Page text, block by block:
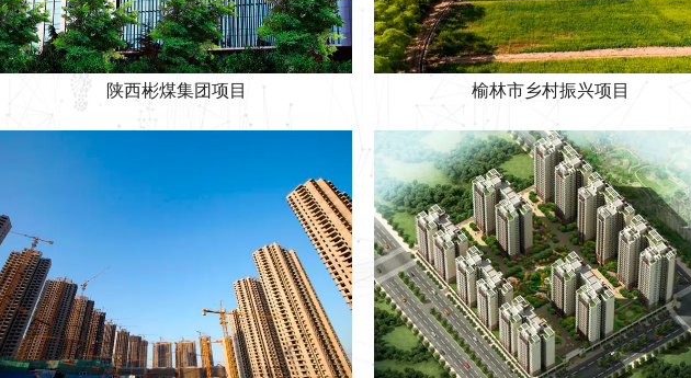
陕西彬煤集团项目 榆林市乡村振兴项目